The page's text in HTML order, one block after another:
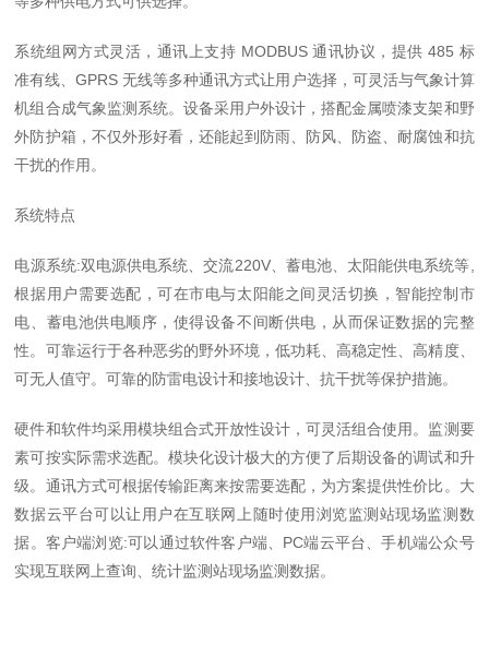
系统组网方式灵活，通讯上支持 MODBUS 通讯协议，提供 485 标
准有线、GPRS 无线等多种通讯方式让用户选择，可灵活与气象计算
机组合成气象监测系统。设备采用户外设计，搭配金属喷漆支架和野
外防护箱，不仅外形好看，还能起到防雨、防风、防盗、耐腐蚀和抗
干扰的作用。
系统特点
电源系统:双电源供电系统、交流220V、蓄电池、太阳能供电系统等,
根据用户需要选配，可在市电与太阳能之间灵活切换，智能控制市
电、蓄电池供电顺序，使得设备不间断供电，从而保证数据的完整
性。可靠运行于各种恶劣的野外环境，低功耗、高稳定性、高精度、
可无人值守。可靠的防雷电设计和接地设计、抗干扰等保护措施。
硬件和软件均采用模块组合式开放性设计，可灵活组合使用。监测要
素可按实际需求选配。模块化设计极大的方便了后期设备的调试和升
级。通讯方式可根据传输距离来按需要选配，为方案提供性价比。大
数据云平台可以让用户在互联网上随时使用浏览监测站现场监测数
据。客户端浏览:可以通过软件客户端、PC端云平台、手机端公众号
实现互联网上查询、统计监测站现场监测数据。